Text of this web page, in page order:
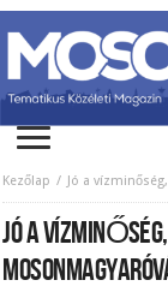
Kezőlap Jó a
JÓ A